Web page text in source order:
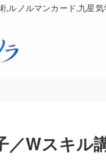
,ルノルマンカード,九星
／Wスキル